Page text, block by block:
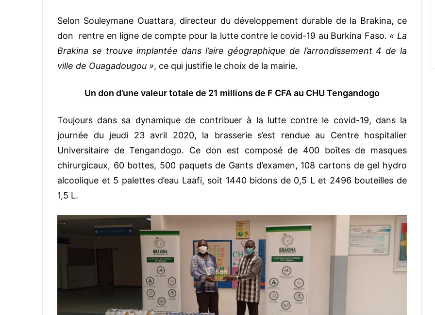
Selon Souleymane Ouattara, directeur du développement durable de la Brakina, ce
don rentre en ligne de compte pour la lutte contre le covid-19 au Burkina Faso. « La
Brakina se trouve implantée dans l’aire géographique de l’arrondissement 4 de la
ville de Ouagadougou », ce qui justifie le choix de la mairie.
Un don d’une valeur totale de 21 millions de F CFA au CHU Tengandogo
Toujours dans sa dynamique de contribuer à la lutte contre le covid-19, dans la
journée du jeudi 23 avril 2020, la brasserie s’est rendue au Centre hospitalier
Universitaire de Tengandogo. Ce don est composé de 400 boîtes de masques
chirurgicaux, 60 bottes, 500 paquets de Gants d’examen, 108 cartons de gel hydro
alcoolique et 5 palettes d’eau Laafi, soit 1440 bidons de 0,5 L et 2496 bouteilles de
1,5 L.